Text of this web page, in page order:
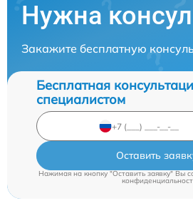
Нужна
Закажите бесплатную
Бесплатная
специалистом
Оставить
Нажимая на кнопку "Оставить заявку" Вы